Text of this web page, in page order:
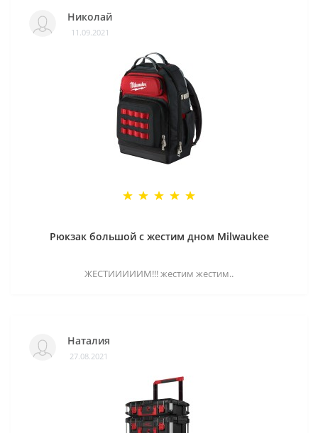
Николай
11.09.2021
Рюкзак большой с жестим дном Milwaukee
ЖЕСТИИИИИМ!!! жестим жестим..
Наталия
27.08.2021